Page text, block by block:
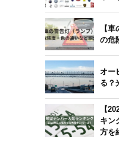
【
の危
オー
る？
【
キン
方を